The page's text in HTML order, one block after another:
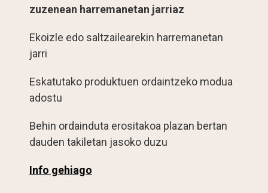
zuzenean harremanetan jarriaz
Ekoizle edo saltzailearekin harremanetan
jarri
Eskatutako produktuen ordaintzeko modua
adostu
Behin ordainduta erositakoa plazan bertan
dauden takiletan jasoko duzu
Info gehiago